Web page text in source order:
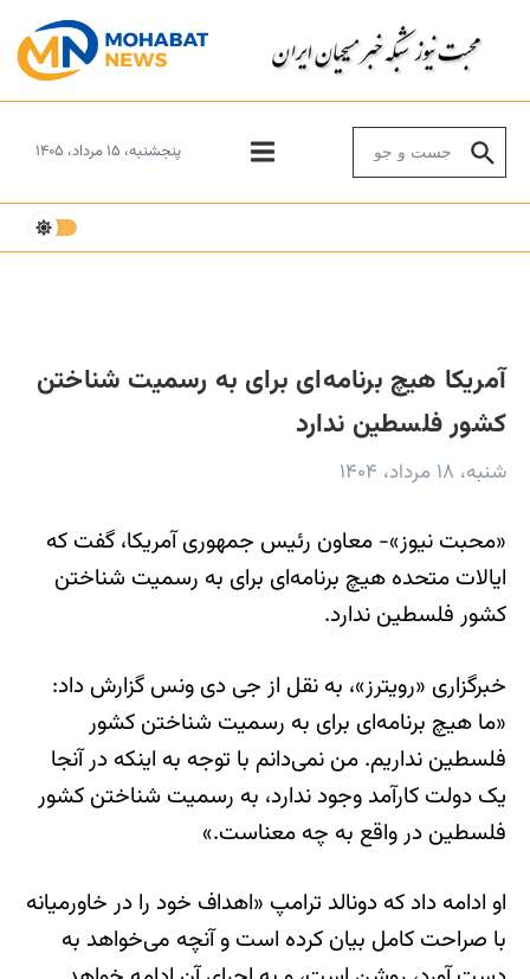
پنجشنبه، ۱۵ مرداد، ۱۴۰۵
آمریکا هیچ برنامه‌ای برای به رسمیت شناختن
کشور فلسطین ندارد
شنبه، ۱۸ مرداد، ۱۴۰۴
«محبت نیوز»- معاون رئیس جمهوری آمریکا، گفت که
ایالات متحده هیچ برنامه‌ای برای به رسمیت شناختن
کشور فلسطین ندارد.
خبرگزاری «رویترز»، به نقل از جی دی ونس گزارش داد:
«ما هیچ برنامه‌ای برای به رسمیت شناختن کشور
فلسطین نداریم. من نمی‌دانم با توجه به اینکه در آنجا
یک دولت کارآمد وجود ندارد، به رسمیت شناختن کشور
فلسطین در واقع به چه معناست.»
او ادامه داد که دونالد ترامپ «اهداف خود را در خاورمیانه
با صراحت کامل بیان کرده است و آنچه می‌خواهد به